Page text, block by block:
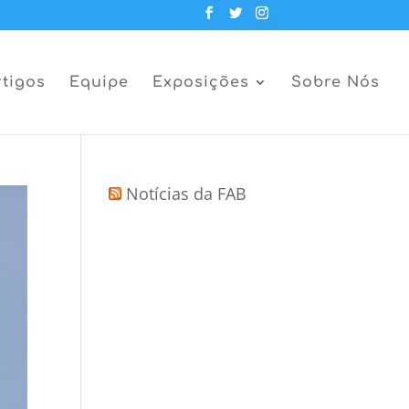
Equipe Exposições Sobre Nós
Notícias da FAB